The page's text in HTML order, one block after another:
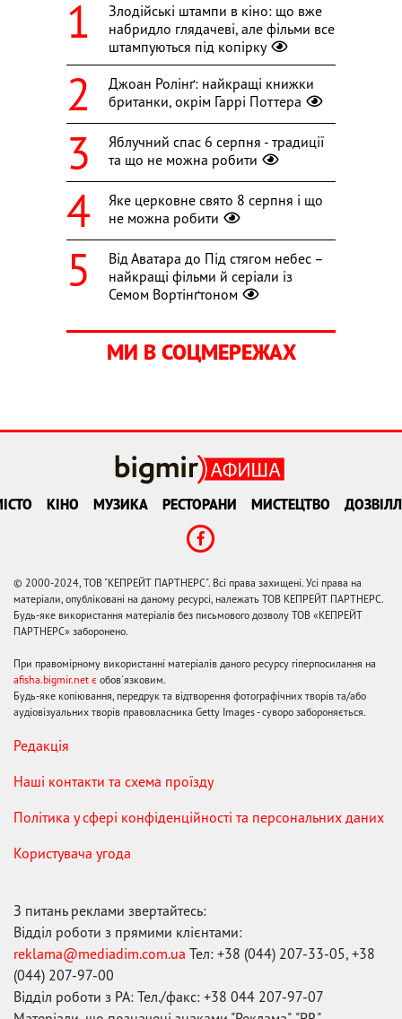
Злодійські штампи в кіно: що вже
набридло глядачеві, але фільми все
штампуються під копірку
Джоан Ролінґ: найкращі книжки
британки, окрім Гаррі Поттера
Яблучний спас 6 серпня - традиції
та що не можна робити
Яке церковне свято 8 серпня і що
не можна робити
Від Аватара до Під стягом небес –
найкращі фільми й серіали із
Семом Вортінґтоном
МИ В СОЦМЕРЕЖАХ
КІНО МУЗИКА РЕСТОРАНИ МИСТЕЦТВО
© 2000-2024, ТОВ "КЕПРЕЙТ ПАРТНЕРС". Всі права захищені. Усі права на
матеріали, опубліковані на даному ресурсі, належать ТОВ КЕПРЕЙТ ПАРТНЕРС.
Будь-яке використання матеріалів без письмового дозволу ТОВ «КЕПРЕЙТ
ПАРТНЕРС» заборонено.
При правомірному використанні матеріалів даного ресурсу гіперпосилання на
afisha.bigmir.net є обов'язковим.
Будь-яке копіювання, передрук та відтворення фотографічних творів та/або
аудіовізуальних творів правовласника Getty Images - суворо забороняється.
Редакція
Наші контакти та схема проїзду
Політика у сфері конфіденційності та персональних даних
Користувача угода
З питань реклами звертайтесь:
Відділ роботи з прямими клієнтами:
reklama@mediadim.com.ua Тел: +38 (044) 207-33-05, +38
(044) 207-97-00
Відділ роботи з РА: Тел./факс: +38 044 207-97-07